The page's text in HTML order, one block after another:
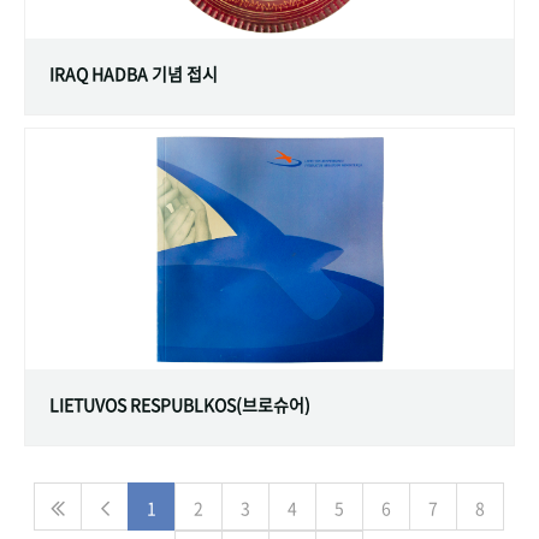
IRAQ HADBA 기념 접시
LIETUVOS RESPUBLKOS(브로슈어)
1 2 3 4 5 6 7 8